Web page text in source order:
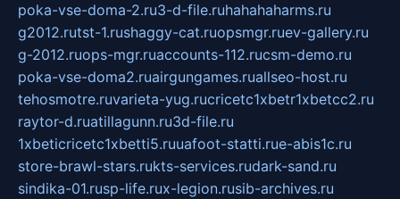
poka-vse-doma-2.ru3-d-file.ruhahahaharms.ru
g2012.rutst-1.rushaggy-cat.ruopsmgr.ruev-gallery.ru
g-2012.ruops-mgr.ruaccounts-112.rucsm-demo.ru
poka-vse-doma2.ruairgungames.ruallseo-host.ru
tehosmotre.ruvarieta-yug.rucricetc1xbetr1xbetcc2.ru
raytor-d.ruatillagunn.ru3d-file.ru
1xbeticricetc1xbetti5.ruuafoot-statti.rue-abis1c.ru
store-brawl-stars.rukts-services.rudark-sand.ru
sindika-01.rusp-life.rux-legion.rusib-archives.ru